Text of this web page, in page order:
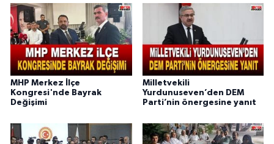
MHP Merkez İlçe
Kongresi'nde Bayrak
Değişimi
Milletvekili
Yurdunuseven’den DEM
Parti’nin önergesine yanıt